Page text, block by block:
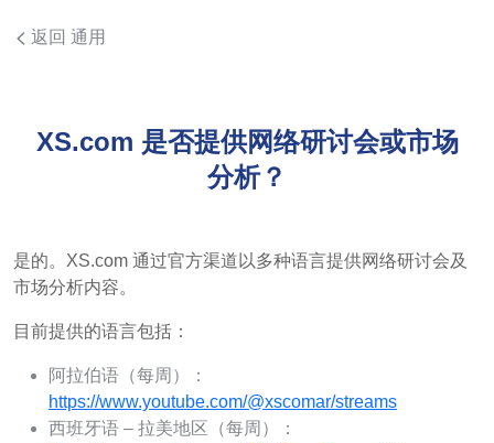
返回 通用
XS.com 是否提供网络研讨会或市场
分析？
是的。XS.com 通过官方渠道以多种语言提供网络研讨会及
市场分析内容。
目前提供的语言包括：
阿拉伯语（每周）：
https://www.youtube.com/@xscomar/streams
西班牙语 – 拉美地区（每周）：